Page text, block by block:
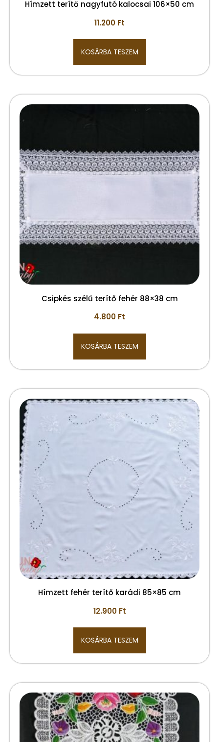
Hímzett terítő nagyfutó kalocsai 106×50 cm
11.200 Ft
KOSÁRBA TESZEM
Csipkés szélű terítő fehér 88×38 cm
4.800 Ft
KOSÁRBA TESZEM
Hímzett fehér terítő karádi 85×85 cm
12.900 Ft
KOSÁRBA TESZEM